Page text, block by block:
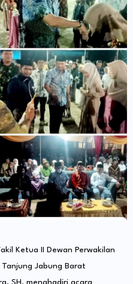
Ketua II Dewan Perwakilan
Jabung Barat
SH, menghadiri acara